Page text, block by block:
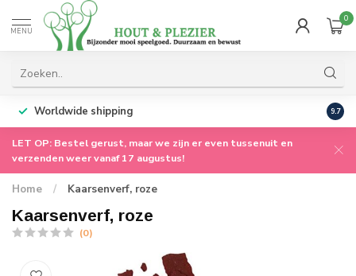
MENU
0
Worldwide shipping 9.7
LET OP: Bestel gerust, maar we zijn er even tussenuit en
verzenden weer vanaf 17 augustus!
Home / Kaarsenverf, roze
Kaarsenverf, roze
(0)